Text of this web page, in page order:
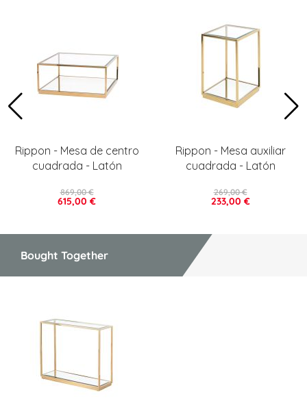
Rippon - Mesa de centro
cuadrada - Latón
615,00 €
869,00 €
Rippon - Mesa auxiliar
cuadrada - Latón
233,00 €
269,00 €
Bought Together